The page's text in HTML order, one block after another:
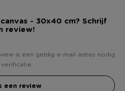
- 30x40 cm? Schrijf
review!
is een geldig e-mail adres nodig
een review